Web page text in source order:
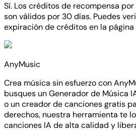
Sí. Los créditos de recompensa
son válidos por 30 días. Puedes
expiración de créditos en la página
AnyMusic
Crea música sin esfuerzo con
busques un Generador de Música
o un creador de canciones gratis
derechos, nuestra herramienta te
canciones IA de alta calidad y